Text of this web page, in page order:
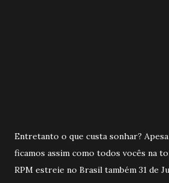
Entretanto o que custa sonhar?
ficamos assim como todos vocês na
RPM estreie no Brasil também 31 de